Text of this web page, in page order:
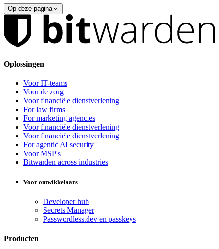
Op deze pagina
Oplossingen
Voor IT-teams
Voor de zorg
Voor financiële dienstverlening
For law firms
For marketing agencies
Voor financiële dienstverlening
Voor financiële dienstverlening
For agentic AI security
Voor MSP's
Bitwarden across industries
Voor ontwikkelaars
Developer hub
Secrets Manager
Passwordless.dev en passkeys
Producten